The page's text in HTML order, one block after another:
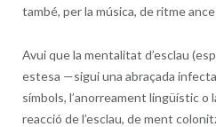
també, per la música, de ritme
Avui que la mentalitat d’esclau
estesa —sigui una abraçada
símbols, l’anorreament lingüístic
reacció de l’esclau, de ment